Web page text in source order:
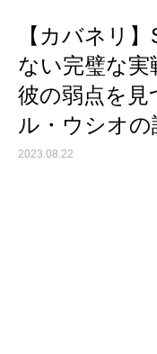
【カバネリ
ない完璧な実
彼の弱点を見
ル・ウシオ
2023.08.22